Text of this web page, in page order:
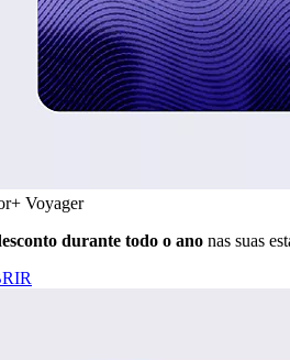
Voyager
durante todo o ano nas suas